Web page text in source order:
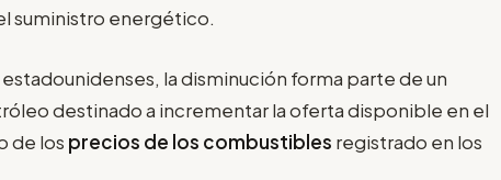
suministro energético.
la disminución forma parte de un
destinado a incrementar la oferta disponible en el
de los precios de los combustibles registrado en los